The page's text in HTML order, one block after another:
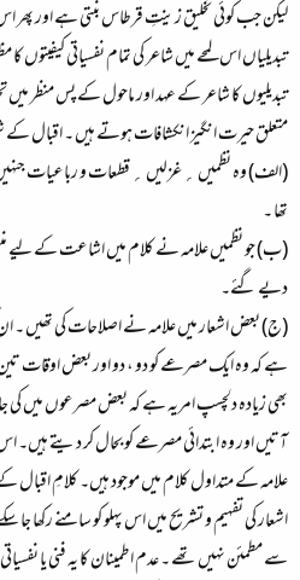
لیکن جب کوئی تخلیق زینتِ قرطاس بنتی ہے اور پھر
تبدیلیاں اس لمحے میں شاعر کی تمام نفسیاتی کیفیتوں
تبدیلیوں کا شاعر کے عہد اور ماحول کے پس منظر
متعلق حیرت انگیز انکشافات ہوتے ہیں ۔
(الف) وہ نظمیں ؍ غزلیں ؍ قطعات و رباعیات جنہیں
تھا ۔
(ب) جو نظمیں علامہ نے کلام میں اشاعت کے لیے
دیے گئے۔
(ج) بعض اشعار میں علامہ نے اصلاحات کی تھیں ۔ ان
ہے کہ وہ ایک مصرعے کو دو ، دو اور بعض اوقات
بھی زیادہ دلچسپ امریہ ہے کہ بعض مصرعوں میں کی
آتیں اور وہ ابتدائی مصرعے کو بحال کر دیتے
علامہ کے متداول کلام میں موجود ہیں۔ کلامِ اقبال
اشعار کی تفہیم و تشریح میں اس پہلو کو سامنے رکھا جا
سے مطمئن نہیں تھے ۔ عدم اطمینان کا یہ فنی یا